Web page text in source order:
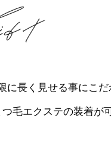
に長く見せる事にこだ
毛エクステの装着が